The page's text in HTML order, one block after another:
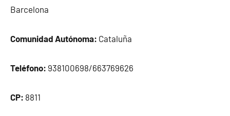
Barcelona
Comunidad Autónoma: Cataluña
Teléfono: 938100698/663769626
CP: 8811